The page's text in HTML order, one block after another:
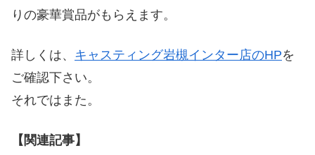
りの豪華賞品がもらえます。
詳しくは、 キャスティング岩槻インター店のHPを
ご確認下さい。
それではまた。
【関連記事】